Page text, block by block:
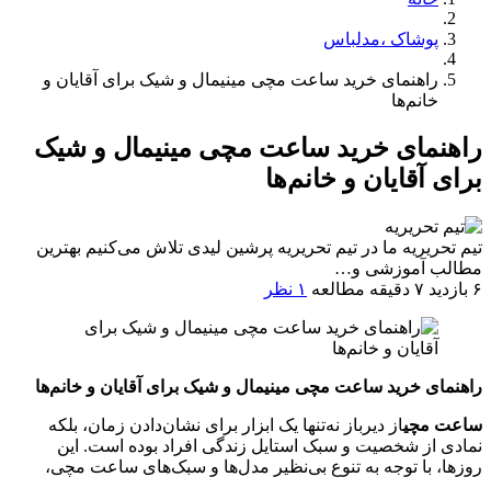
پوشاک ،مدلباس
راهنمای خرید ساعت مچی مینیمال و شیک برای آقایان و
خانم‌ها
راهنمای خرید ساعت مچی مینیمال و شیک
برای آقایان و خانم‌ها
تیم تحریریه ما در تیم تحریریه پرشین لیدی تلاش می‌کنیم بهترین
مطالب آموزشی و…
۶ بازدید
۷ دقیقه مطالعه ۱ نظر
راهنمای خرید ساعت مچی مینیمال و شیک برای آقایان و خانم‌ها
ساعت مچیاز دیرباز نه‌تنها یک ابزار برای نشان‌دادن زمان، بلکه
نمادی از شخصیت و سبک استایل زندگی افراد بوده است. این
روزها، با توجه به تنوع بی‌نظیر مدل‌ها و سبک‌های ساعت مچی،